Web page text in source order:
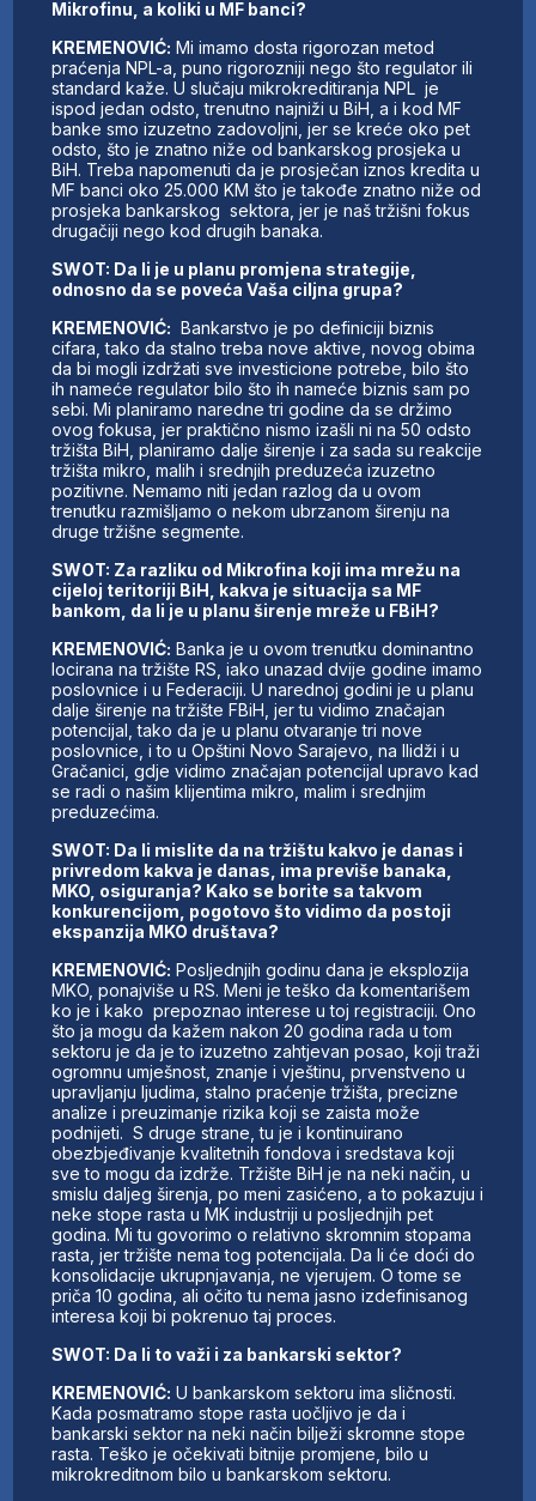
Mikrofinu, a koliki u MF banci?
KREMENOVIĆ: Mi imamo dosta rigorozan metod
praćenja NPL-a, puno rigorozniji nego što regulator ili
standard kaže. U slučaju mikrokreditiranja NPL je
ispod jedan odsto, trenutno najniži u BiH, a i kod MF
banke smo izuzetno zadovoljni, jer se kreće oko pet
odsto, što je znatno niže od bankarskog prosjeka u
BiH. Treba napomenuti da je prosječan iznos kredita u
MF banci oko 25.000 KM što je takođe znatno niže od
prosjeka bankarskog sektora, jer je naš tržišni fokus
drugačiji nego kod drugih banaka.
SWOT: Da li je u planu promjena strategije,
odnosno da se poveća Vaša ciljna grupa?
KREMENOVIĆ: Bankarstvo je po definiciji biznis
cifara, tako da stalno treba nove aktive, novog obima
da bi mogli izdržati sve investicione potrebe, bilo što
ih nameće regulator bilo što ih nameće biznis sam po
sebi. Mi planiramo naredne tri godine da se držimo
ovog fokusa, jer praktično nismo izašli ni na 50 odsto
tržišta BiH, planiramo dalje širenje i za sada su reakcije
tržišta mikro, malih i srednjih preduzeća izuzetno
pozitivne. Nemamo niti jedan razlog da u ovom
trenutku razmišljamo o nekom ubrzanom širenju na
druge tržišne segmente.
SWOT: Za razliku od Mikrofina koji ima mrežu na
cijeloj teritoriji BiH, kakva je situacija sa MF
bankom, da li je u planu širenje mreže u FBiH?
KREMENOVIĆ: Banka je u ovom trenutku dominantno
locirana na tržište RS, iako unazad dvije godine imamo
poslovnice i u Federaciji. U narednoj godini je u planu
dalje širenje na tržište FBiH, jer tu vidimo značajan
potencijal, tako da je u planu otvaranje tri nove
poslovnice, i to u Opštini Novo Sarajevo, na Ilidži i u
Gračanici, gdje vidimo značajan potencijal upravo kad
se radi o našim klijentima mikro, malim i srednjim
preduzećima.
SWOT: Da li mislite da na tržištu kakvo je danas i
privredom kakva je danas, ima previše banaka,
MKO, osiguranja? Kako se borite sa takvom
konkurencijom, pogotovo što vidimo da postoji
ekspanzija MKO društava?
KREMENOVIĆ: Posljednjih godinu dana je eksplozija
MKO, ponajviše u RS. Meni je teško da komentarišem
ko je i kako prepoznao interese u toj registraciji. Ono
što ja mogu da kažem nakon 20 godina rada u tom
sektoru je da je to izuzetno zahtjevan posao, koji traži
ogromnu umješnost, znanje i vještinu, prvenstveno u
upravljanju ljudima, stalno praćenje tržišta, precizne
analize i preuzimanje rizika koji se zaista može
podnijeti. S druge strane, tu je i kontinuirano
obezbjeđivanje kvalitetnih fondova i sredstava koji
sve to mogu da izdrže. Tržište BiH je na neki način, u
smislu daljeg širenja, po meni zasićeno, a to pokazuju i
neke stope rasta u MK industriji u posljednjih pet
godina. Mi tu govorimo o relativno skromnim stopama
rasta, jer tržište nema tog potencijala. Da li će doći do
konsolidacije ukrupnjavanja, ne vjerujem. O tome se
priča 10 godina, ali očito tu nema jasno izdefinisanog
interesa koji bi pokrenuo taj proces.
SWOT: Da li to važi i za bankarski sektor?
KREMENOVIĆ: U bankarskom sektoru ima sličnosti.
Kada posmatramo stope rasta uočljivo je da i
bankarski sektor na neki način bilježi skromne stope
rasta. Teško je očekivati bitnije promjene, bilo u
mikrokreditnom bilo u bankarskom sektoru.